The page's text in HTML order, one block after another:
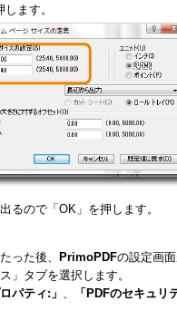
します。
るので「OK」を押します。
った後、 PrimoPDFの設定画面
」タブを選択します。
パティ:」 、 「PDFのセキュリ